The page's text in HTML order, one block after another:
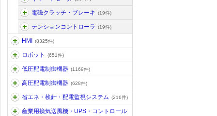
電磁クラッチ・ブレーキ (19件)
テンションコントローラ (19件)
HMI (8325件)
ロボット (651件)
低圧配電制御機器 (1169件)
高圧配電制御機器 (628件)
省エネ・検針・配電監視システム (216件)
産業用換気送風機・UPS・コントロール